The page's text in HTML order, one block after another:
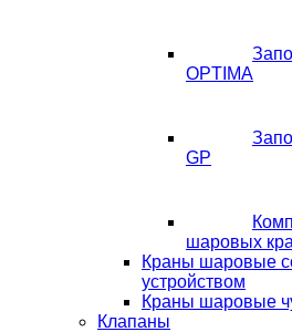
OPTIMA
GP
шаровых
Краны шаровые
устройством
Краны шаровые
Клапаны